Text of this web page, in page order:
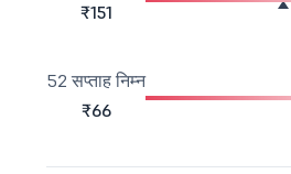
₹151
52 सप्ताह निम्न
₹66